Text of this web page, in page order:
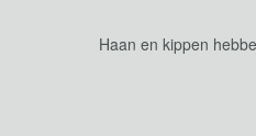
Haan en kippen